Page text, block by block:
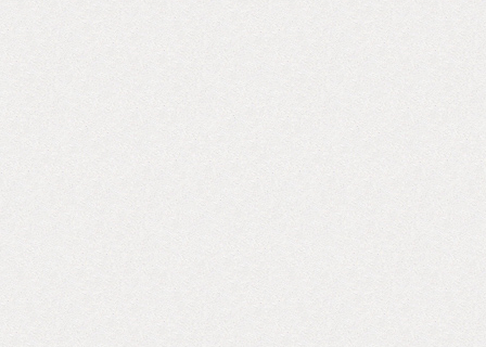
らスタートしていますので、各業務は素人目線で丁
ッション・インテリア・雑貨・化粧品などが好きな
こと -英語力（TOEIC600点程度）があれば優遇
［※2月17日：「必須」から「優遇」へ修正］ -
経験はまったく必要ありません。それよりも熱意や
（具体的な内容はお問い合わせください） ・応募方
法：履歴書・職務経歴書をメールにてお送りくださ